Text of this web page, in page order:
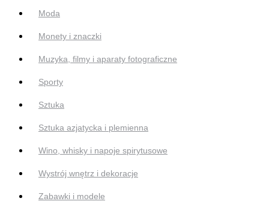
Moda
Monety i znaczki
Muzyka, filmy i aparaty fotograficzne
Sporty
Sztuka
Sztuka azjatycka i plemienna
Wino, whisky i napoje spirytusowe
Wystrój wnętrz i dekoracje
Zabawki i modele